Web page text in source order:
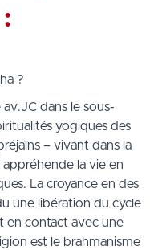
?
dans le sous-
yogiques des
– vivant dans la
la vie en
La croyance en des
une libération du cycle
en contact avec une
est le brahmanisme